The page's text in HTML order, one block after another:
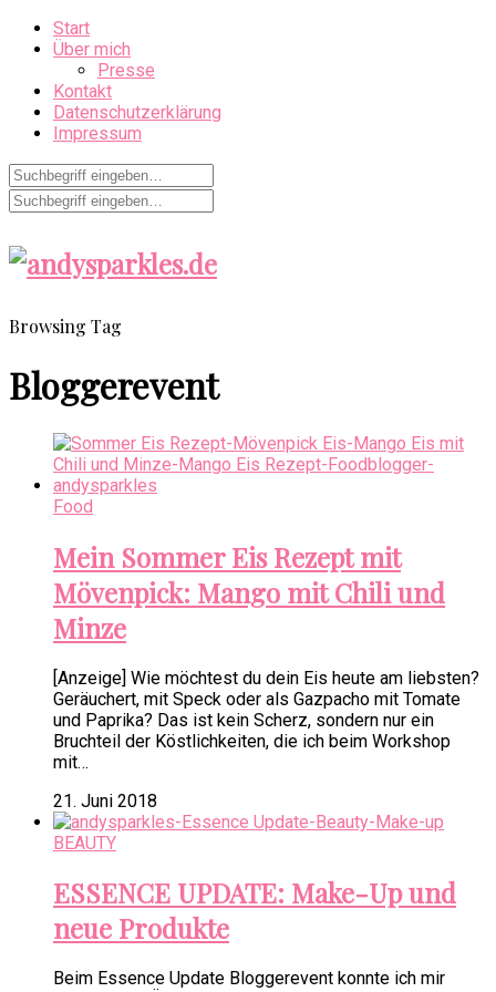
Start
Über mich
Presse
Kontakt
Datenschutzerklärung
Impressum
Browsing Tag
Bloggerevent
Food
Mein Sommer Eis Rezept mit
Mövenpick: Mango mit Chili und
Minze
[Anzeige] Wie möchtest du dein Eis heute am liebsten?
Geräuchert, mit Speck oder als Gazpacho mit Tomate
und Paprika? Das ist kein Scherz, sondern nur ein
Bruchteil der Köstlichkeiten, die ich beim Workshop
mit…
21. Juni 2018
BEAUTY
ESSENCE UPDATE: Make-Up und
neue Produkte
Beim Essence Update Bloggerevent konnte ich mir